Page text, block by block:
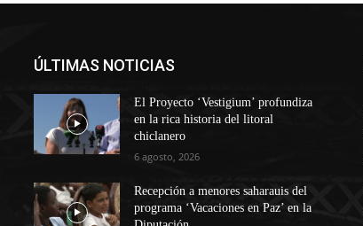
ÚLTIMAS NOTICIAS
El Proyecto ‘Vestigium’ profundiza
en la rica historia del litoral
chiclanero
6 agosto, 2026
Recepción a menores saharauis del
programa ‘Vacaciones en Paz’ en la